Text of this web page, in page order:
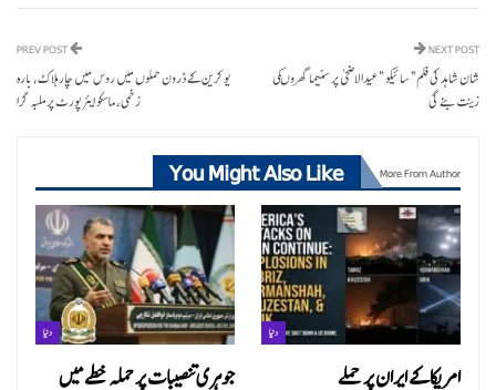
یوکرین کے ڈرون حملوں میں روس میں چار ہلاک، بارہ
زخمی، ماسکو ایئرپورٹ پر ملبہ گرا
NEXT POST
شان شاہد کی فلم” سائیکو ”عیدالاضحی پر سنیما گھروںکی
زینت بنے گی
You Might Also Like More From Author
دنیا
جوہری تنصیبات پر حملہ خطے میں
دنیا
امریکا کے ایران پر حملے